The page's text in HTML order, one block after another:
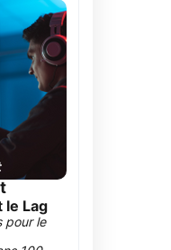
le Lag
pour le